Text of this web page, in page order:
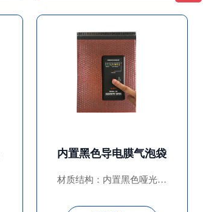
内置黑色导电膜气泡袋
材质结构：内置黑色哑光导